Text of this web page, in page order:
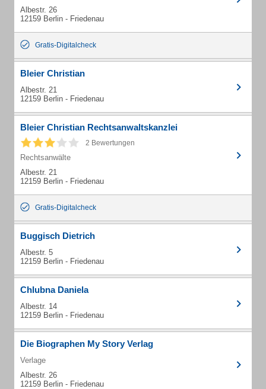
Albestr. 26
12159 Berlin - Friedenau
Gratis-Digitalcheck
Bleier Christian
Albestr. 21
12159 Berlin - Friedenau
Bleier Christian Rechtsanwaltskanzlei
2 Bewertungen
Rechtsanwälte
Albestr. 21
12159 Berlin - Friedenau
Gratis-Digitalcheck
Buggisch Dietrich
Albestr. 5
12159 Berlin - Friedenau
Chlubna Daniela
Albestr. 14
12159 Berlin - Friedenau
Die Biographen My Story Verlag
Verlage
Albestr. 26
12159 Berlin - Friedenau